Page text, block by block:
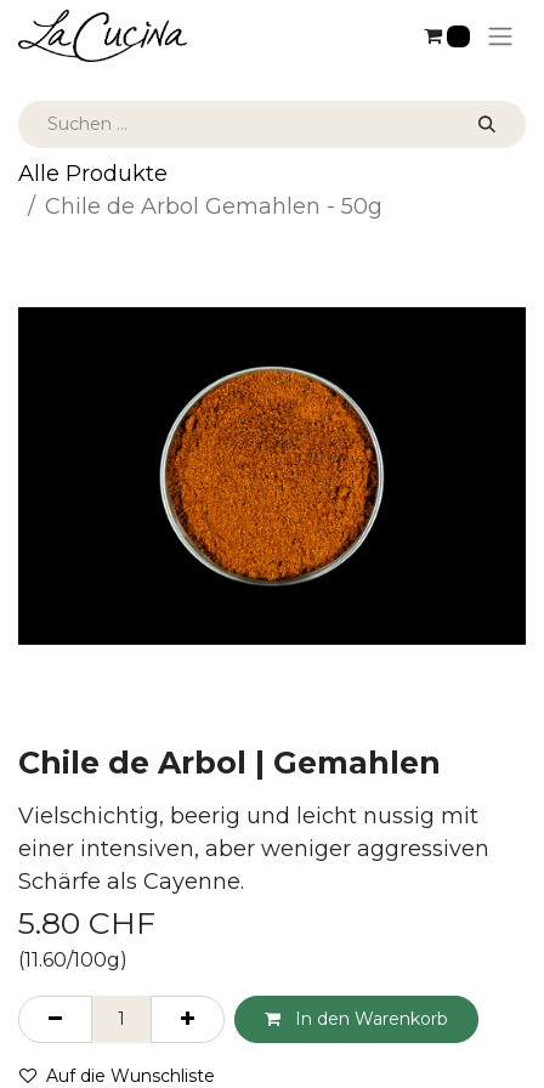
Alle Produkte
Chile de Arbol Gemahlen - 50g
Chile de Arbol | Gemahlen
Vielschichtig, beerig und leicht nussig mit
einer intensiven, aber weniger aggressiven
Schärfe als Cayenne.
5.80 CHF
(11.60/100g)
In den Warenkorb
Auf die Wunschliste